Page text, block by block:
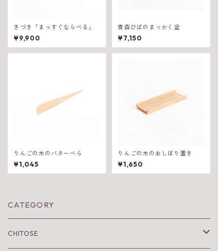
きづき「まっすぐならべる」
¥9,900
青森ひばのまっかく盆
¥7,150
りんごの木のバターべら
¥1,045
りんごの木のおしぼり置き
¥1,650
CATEGORY
CHITOSE